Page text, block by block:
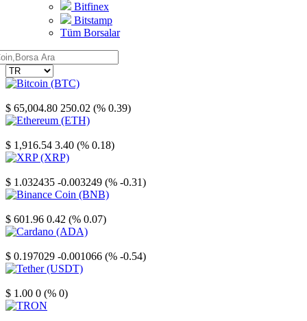
Bitfinex
Bitstamp
Tüm Borsalar
$ 65,004.80 250.02 (% 0.39)
$ 1,916.54 3.40 (% 0.18)
$ 1.032435 -0.003249 (% -0.31)
$ 601.96 0.42 (% 0.07)
$ 0.197029 -0.001066 (% -0.54)
$ 1.00 0 (% 0)